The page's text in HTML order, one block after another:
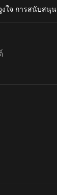
ใจ การสนับสนุน